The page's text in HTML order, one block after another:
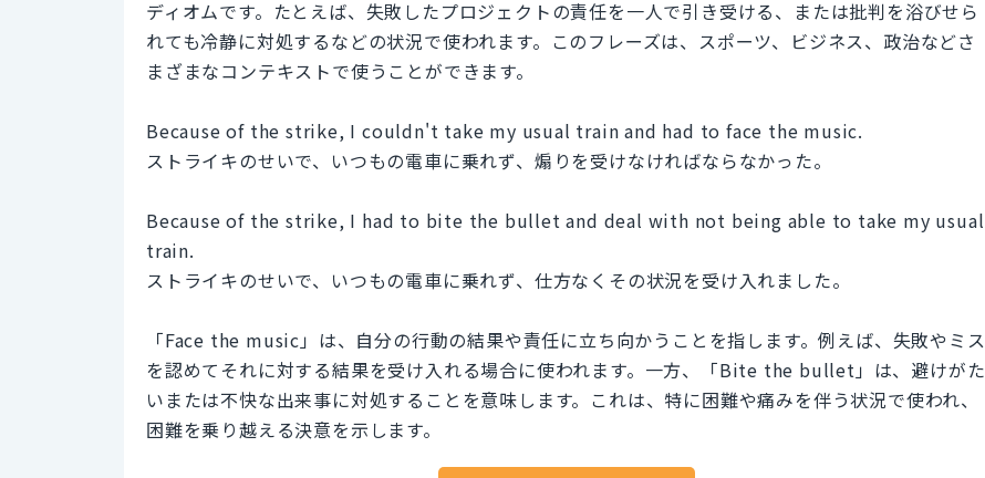
ディオムです。たとえば、失敗したプロジェクトの責任を一人で引き受ける、または批判を浴びせら
れても冷静に対処するなどの状況で使われます。このフレーズは、スポーツ、ビジネス、政治などさ
まざまなコンテキストで使うことができます。
Because of the strike, I couldn't take my usual train and had to face the music.
ストライキのせいで、いつもの電車に乗れず、煽りを受けなければならなかった。
Because of the strike, I had to bite the bullet and deal with not being able to take my usual
train.
ストライキのせいで、いつもの電車に乗れず、仕方なくその状況を受け入れました。
「Face the music」は、自分の行動の結果や責任に立ち向かうことを指します。例えば、失敗やミス
を認めてそれに対する結果を受け入れる場合に使われます。一方、「Bite the bullet」は、避けがた
いまたは不快な出来事に対処することを意味します。これは、特に困難や痛みを伴う状況で使われ、
困難を乗り越える決意を示します。